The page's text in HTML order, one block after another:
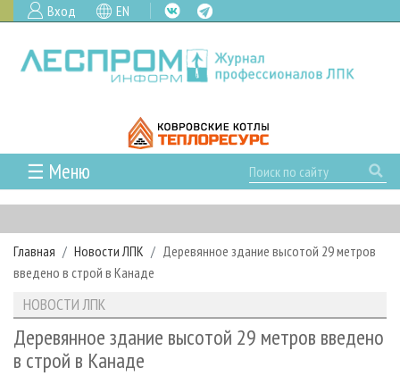
Вход EN
☰ Меню
ГЛАВНАЯ
РУБРИКИ И ТЕМЫ
РУБРИКИ ЖУРНАЛА
ЛЕСОЗАГОТОВКА
ЛЕСОПИЛЕНИЕ
НОВОСТИ
НОВОСТИ ЛПК
НОВОСТИ ЖУРНАЛА
ПРОЕКТЫ ЛПИ
АНАЛИТИКА
ПРЕДПРИЯТИЯ ЛПК
АРХИВ ЖУРНАЛОВ
О ЖУРНАЛЕ
Главная Новости ЛПК
Деревянное здание высотой 29 метров
введено в строй в Канаде
НОВОСТИ ЛПК
Деревянное здание высотой 29 метров введено
в строй в Канаде